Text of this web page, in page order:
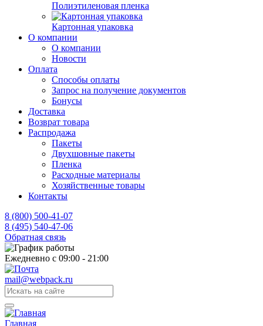
Полиэтиленовая пленка
Картонная упаковка
О компании
О компании
Новости
Оплата
Способы оплаты
Запрос на получение документов
Бонусы
Доставка
Возврат товара
Распродажа
Пакеты
Двухшовные пакеты
Пленка
Расходные материалы
Хозяйственные товары
Контакты
8 (800) 500-41-07
8 (495) 540-47-06
Обратная связь
Ежедневно с 09:00 - 21:00
mail@webpack.ru
Главная